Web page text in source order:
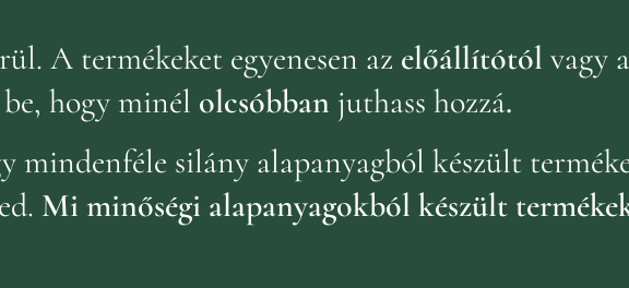
A termékeket egyenesen az előállítótól vagy a
hogy minél olcsóbban juthass hozzá.
mindenféle silány alapanyagból készült
Mi minőségi alapanyagokból készült